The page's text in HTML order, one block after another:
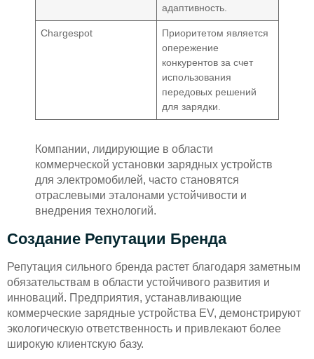
адаптивность.
Chargespot
Приоритетом является
опережение
конкурентов за счет
использования
передовых решений
для зарядки.
Компании, лидирующие в области
коммерческой установки зарядных устройств
для электромобилей, часто становятся
отраслевыми эталонами устойчивости и
внедрения технологий.
Создание Репутации Бренда
Репутация сильного бренда растет благодаря заметным
обязательствам в области устойчивого развития и
инноваций. Предприятия, устанавливающие
коммерческие зарядные устройства EV, демонстрируют
экологическую ответственность и привлекают более
широкую клиентскую базу.